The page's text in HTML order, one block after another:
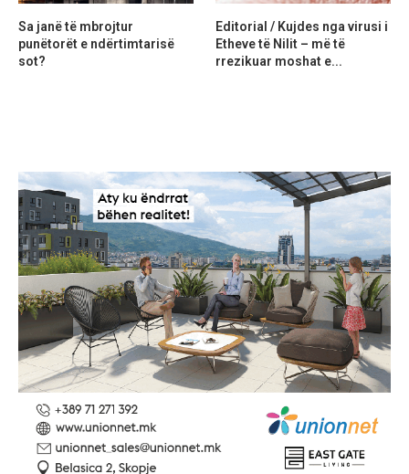
Sa janë të mbrojtur
punëtorët e ndërtimtarisë
sot?
Editorial / Kujdes nga virusi i
Etheve të Nilit – më të
rrezikuar moshat e...